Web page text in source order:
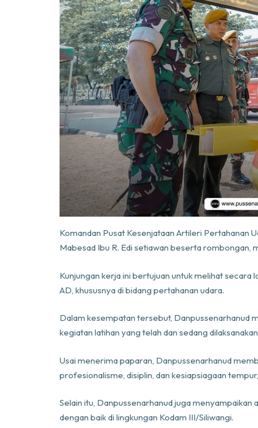
Komandan Pusat Kesenjataan Artileri Pertahanan
Mabesad Ibu R. Edi setiawan beserta rombongan,
Kunjungan kerja ini bertujuan untuk melihat secara
AD, khususnya di bidang pertahanan udara.
Dalam kesempatan tersebut, Danpussenarhanud
kegiatan latihan yang telah dan sedang
Usai menerima paparan, Danpussenarhanud
profesionalisme, disiplin, dan kesiapsiagaan
Selain itu, Danpussenarhanud juga
dengan baik di lingkungan Kodam III/Siliwangi.